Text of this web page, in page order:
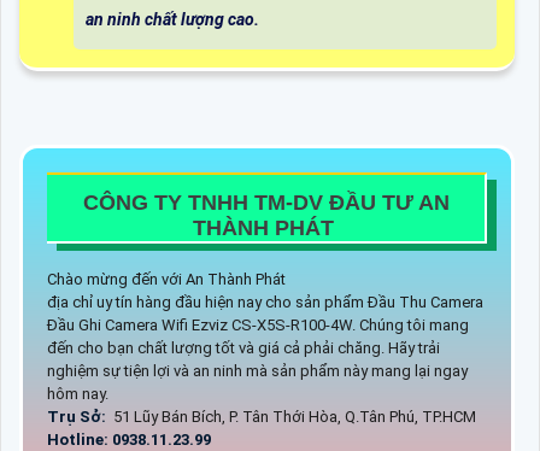
an ninh chất lượng cao.
CÔNG TY TNHH TM-DV ĐẦU TƯ AN
THÀNH PHÁT
Chào mừng đến với An Thành Phát
địa chỉ uy tín hàng đầu hiện nay cho sản phẩm Đầu Thu Camera
Đầu Ghi Camera Wifi Ezviz CS-X5S-R100-4W. Chúng tôi mang
đến cho bạn chất lượng tốt và giá cả phải chăng. Hãy trải
nghiệm sự tiện lợi và an ninh mà sản phẩm này mang lại ngay
hôm nay.
Trụ Sở: 51 Lũy Bán Bích, P. Tân Thới Hòa, Q.Tân Phú, TP.HCM
Hotline: 0938.11.23.99